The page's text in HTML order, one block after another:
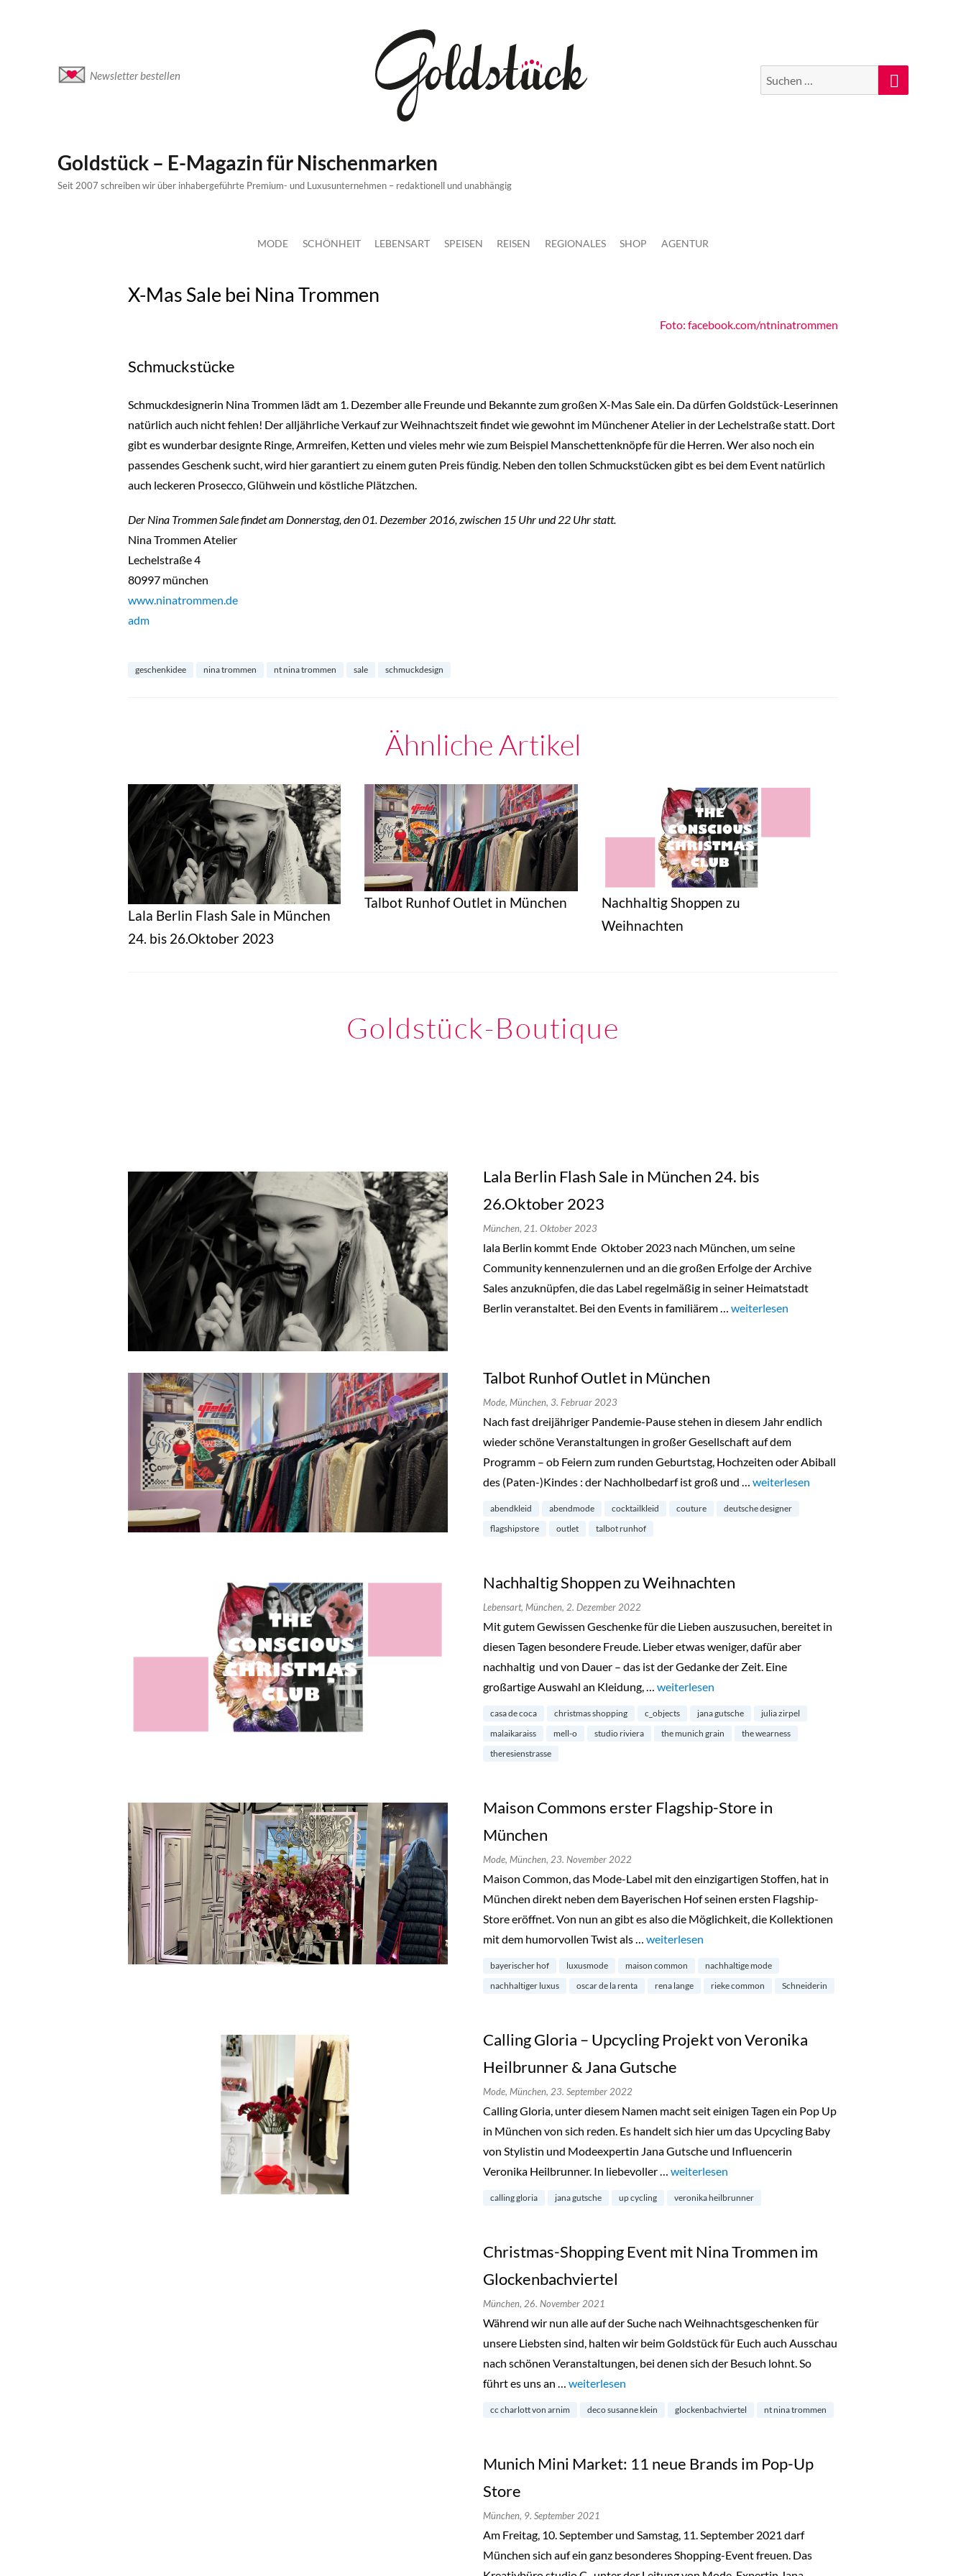
Newsletter bestellen
Suche
nach:
Suchen
Goldstück – E-Magazin für Nischenmarken
Seit 2007 schreiben wir über inhabergeführte Premium- und Luxusunternehmen – redaktionell und unabhängig
MODE SCHÖNHEIT LEBENSART SPEISEN REISEN REGIONALES SHOP AGENTUR
X-Mas Sale bei Nina Trommen
Foto: facebook.com/ntninatrommen
Schmuckstücke
Schmuckdesignerin Nina Trommen lädt am 1. Dezember alle Freunde und Bekannte zum großen X-Mas Sale ein. Da dürfen Goldstück-Leserinnen
natürlich auch nicht fehlen! Der alljährliche Verkauf zur Weihnachtszeit findet wie gewohnt im Münchener Atelier in der Lechelstraße statt. Dort
gibt es wunderbar designte Ringe, Armreifen, Ketten und vieles mehr wie zum Beispiel Manschettenknöpfe für die Herren. Wer also noch ein
passendes Geschenk sucht, wird hier garantiert zu einem guten Preis fündig. Neben den tollen Schmuckstücken gibt es bei dem Event natürlich
auch leckeren Prosecco, Glühwein und köstliche Plätzchen.
Der Nina Trommen Sale findet am Donnerstag, den 01. Dezember 2016, zwischen 15 Uhr und 22 Uhr statt.
Nina Trommen Atelier
Lechelstraße 4
80997 münchen
www.ninatrommen.de
adm
geschenkidee nina trommen nt nina trommen sale schmuckdesign
Ähnliche Artikel
Lala Berlin Flash Sale in München
24. bis 26.Oktober 2023
Talbot Runhof Outlet in München
Nachhaltig Shoppen zu
Weihnachten
Goldstück-Boutique
Lala Berlin Flash Sale in München 24. bis
26.Oktober 2023
München, 21. Oktober 2023
lala Berlin kommt Ende Oktober 2023 nach München, um seine
Community kennenzulernen und an die großen Erfolge der Archive
Sales anzuknüpfen, die das Label regelmäßig in seiner Heimatstadt
Berlin veranstaltet. Bei den Events in familiärem … „Lala Berlin Flash Sale in München 24. bis
weiterlesen
Talbot Runhof Outlet in München
Mode, München, 3. Februar 2023
Nach fast dreijähriger Pandemie-Pause stehen in diesem Jahr endlich
wieder schöne Veranstaltungen in großer Gesellschaft auf dem
Programm – ob Feiern zum runden Geburtstag, Hochzeiten oder Abiball
des (Paten-)Kindes : der Nachholbedarf ist groß und … „Talbot Runhof Outlet in München“
weiterlesen
abendkleid abendmode cocktailkleid couture
deutsche designer
flagshipstore
outlet talbot runhof
Nachhaltig Shoppen zu Weihnachten
Lebensart, München, 2. Dezember 2022
Mit gutem Gewissen Geschenke für die Lieben auszusuchen, bereitet in
diesen Tagen besondere Freude. Lieber etwas weniger, dafür aber
nachhaltig und von Dauer – das ist der Gedanke der Zeit. Eine
großartige Auswahl an Kleidung, … „Nachhaltig Shoppen zu Weihnachten“
weiterlesen
casa de coca christmas shopping c_objects jana gutsche
julia zirpel
malaikaraiss
mell-o studio riviera the munich grain
the wearness
theresienstrasse
Maison Commons erster Flagship-Store in
München
Mode, München, 23. November 2022
Maison Common, das Mode-Label mit den einzigartigen Stoffen, hat in
München direkt neben dem Bayerischen Hof seinen ersten Flagship-
Store eröffnet. Von nun an gibt es also die Möglichkeit, die Kollektionen
mit dem humorvollen Twist als … „Maison Commons erster Flagship-Store in München“
weiterlesen
bayerischer hof luxusmode maison common
nachhaltige mode
nachhaltiger luxus
oscar de la renta rena lange rieke common Schneiderin
Calling Gloria – Upcycling Projekt von Veronika
Heilbrunner & Jana Gutsche
Mode, München, 23. September 2022
Calling Gloria, unter diesem Namen macht seit einigen Tagen ein Pop Up
in München von sich reden. Es handelt sich hier um das Upcycling Baby
von Stylistin und Modeexpertin Jana Gutsche und Influencerin
Veronika Heilbrunner. In liebevoller … „Calling Gloria – Upcycling Projekt von Veronika
weiterlesen
calling gloria jana gutsche up cycling veronika heilbrunner
Christmas-Shopping Event mit Nina Trommen im
Glockenbachviertel
München, 26. November 2021
Während wir nun alle auf der Suche nach Weihnachtsgeschenken für
unsere Liebsten sind, halten wir beim Goldstück für Euch auch Ausschau
nach schönen Veranstaltungen, bei denen sich der Besuch lohnt. So
führt es uns an … „Christmas-Shopping Event mit Nina Trommen im Glockenbachviertel“
weiterlesen
cc charlott von arnim deco susanne klein glockenbachviertel nt nina trommen
Munich Mini Market: 11 neue Brands im Pop-Up
Store
München, 9. September 2021
Am Freitag, 10. September und Samstag, 11. September 2021 darf
München sich auf ein ganz besonderes Shopping-Event freuen. Das